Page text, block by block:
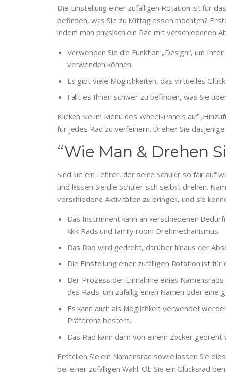
Die Einstellung einer zufälligen Rotation ist für
befinden, was Sie zu Mittag essen möchten?
indem man physisch ein Rad mit verschiedenen
Verwenden Sie die Funktion „Design“, um
verwenden können.
Es gibt viele Möglichkeiten, das virtuelles
Fällt es Ihnen schwer zu befinden, was Sie
Klicken Sie im Menü des Wheel-Panels auf
für jedes Rad zu verfeinern. Drehen Sie
“Wie Man & Drehen
Sind Sie ein Lehrer, der seine Schüler so fair auf
und lassen Sie die Schüler sich selbst drehen.
verschiedene Aktivitäten zu bringen, und sie
Das Instrument kann an verschiedenen
kklk Rads und family room Drehmechanismus.
Das Rad wird gedreht, darüber hinaus der
Die Einstellung einer zufälligen Rotation ist für
Der Prozess der Einnahme eines
des Rads, um zufällig einen Namen oder eine
Es kann auch als Möglichkeit verwendet
Präferenz besteht.
Das Rad kann dann von einem Zocker
Erstellen Sie ein Namensrad sowie lassen Sie
bei einer zufälligen Wahl. Ob Sie ein Glücksrad